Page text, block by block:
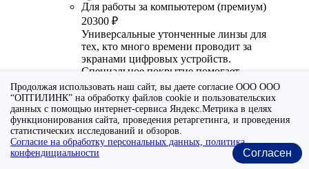
Для работы за компьютером (премиум)
20300 ₽
Универсальные утонченные линзы для
тех, кто много времени проводит за
экранами цифровых устройств.
Специальное покрытие помогает
выборочно фильтровать вредный для
глаза диапазон синего спектра света.
Очки с такими линзами прекрасно
подходят и для работы с гаджетами, и для
повседневного ношения. Линзы от
ведущих европейских и японских
производителей. Линзы от ведущих
Продолжая использовать наш сайт, вы даете согласие ООО ООО
“ОПТИЛИНК” на обработку файлов cookie и пользовательских
данных с помощью интернет-сервиса Яндекс.Метрика в целях
функционирования сайта, проведения ретаргетинга, и проведения
статистических исследований и обзоров.
Согласие на обработку персональных данных, политика
конфендициальности
Согласен